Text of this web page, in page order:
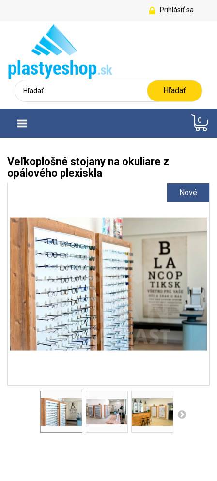
Prihlásiť sa
0
Hľadať
Veľkoplošné stojany na okuliare z
opálového plexiskla
Nové